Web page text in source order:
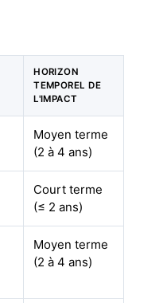
HORIZON
TEMPOREL DE
L'IMPACT
Moyen terme
(2 à 4 ans)
Court terme
(≤ 2 ans)
Moyen terme
(2 à 4 ans)